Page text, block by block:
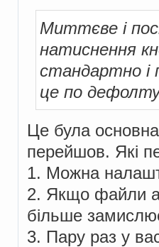
Миттєве і
натиснення
стандартно і
це по
Це була
перейшов. Які
1. Можна
2. Якщо файли
більше
3. Пару раз у